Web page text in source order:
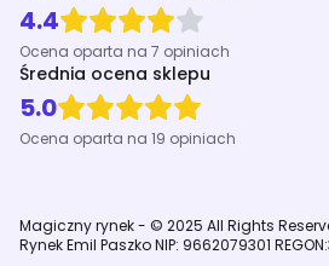
4.4
Ocena oparta na 7 opiniach
Średnia ocena sklepu
5.0
Ocena oparta na 19 opiniach
Magiczny rynek - © 2025 All Rights
Rynek Emil Paszko NIP: 9662079301